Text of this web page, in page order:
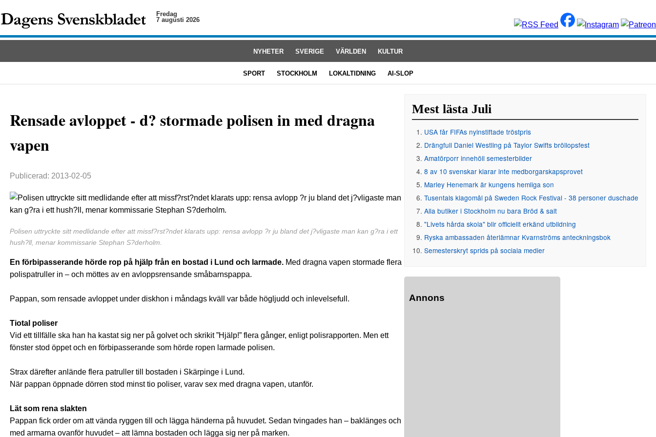
Fredag
7 augusti 2026
NYHETER SVERIGE VÄRLDEN KULTUR
SPORT STOCKHOLM LOKALTIDNING AI-SLOP
Rensade avloppet - d? stormade polisen in med dragna
vapen
Publicerad: 2013-02-05
Polisen uttryckte sitt medlidande efter att missf?rst?ndet klarats upp: rensa avlopp ?r ju bland det j?vligaste man kan g?ra i ett
hush?ll, menar kommissarie Stephan S?derholm.
En förbipasserande hörde rop på hjälp från en bostad i Lund och larmade. Med dragna vapen stormade flera
polispatruller in – och möttes av en avloppsrensande småbarnspappa.
Pappan, som rensade avloppet under diskhon i måndags kväll var både högljudd och inlevelsefull.
Tiotal poliser
Vid ett tillfälle ska han ha kastat sig ner på golvet och skrikit ”Hjälp!” flera gånger, enligt polisrapporten. Men ett
fönster stod öppet och en förbipasserande som hörde ropen larmade polisen.
Strax därefter anlände flera patruller till bostaden i Skärpinge i Lund.
När pappan öppnade dörren stod minst tio poliser, varav sex med dragna vapen, utanför.
Lät som rena slakten
Pappan fick order om att vända ryggen till och lägga händerna på huvudet. Sedan tvingades han – baklänges och
med armarna ovanför huvudet – att lämna bostaden och lägga sig ner på marken.
Mest lästa Juli
USA får FIFAs nyinstiftade tröstpris
Drängfull Daniel Westling på Taylor Swifts bröllopsfest
Amatörporr innehöll semesterbilder
8 av 10 svenskar klarar inte medborgarskapsprovet
Marley Henemark är kungens hemliga son
Tusentals klagomål på Sweden Rock Festival - 38 personer duschade
Alla butiker i Stockholm nu bara Bröd & salt
"Livets hårda skola" blir officiellt erkänd utbildning
Ryska ambassaden återlämnar Kvarnströms anteckningsbok
Semesterskryt sprids på sociala medier
Annons